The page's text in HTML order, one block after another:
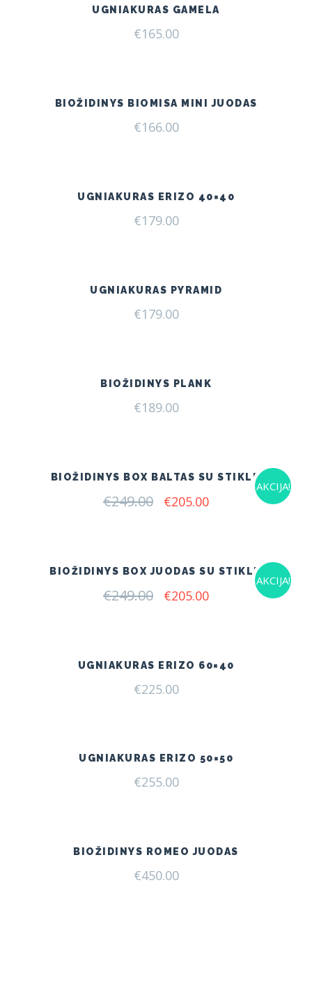
UGNIAKURAS GAMELA
€165.00
BIOŽIDINYS BIOMISA MINI JUODAS
€166.00
UGNIAKURAS ERIZO 40×40
€179.00
UGNIAKURAS PYRAMID
€179.00
BIOŽIDINYS PLANK
€189.00
AKCIJA!
BIOŽIDINYS BOX BALTAS SU STIKLU
€249.00 Original
€205.00Current
AKCIJA!
BIOŽIDINYS BOX JUODAS SU STIKLU
€249.00 Original
€205.00Current
UGNIAKURAS ERIZO 60×40
€225.00
UGNIAKURAS ERIZO 50×50
€255.00
BIOŽIDINYS ROMEO JUODAS
€450.00